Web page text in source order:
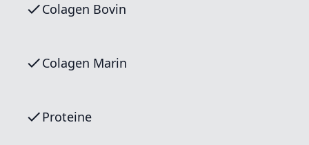
Colagen Bovin
Colagen Marin
Proteine